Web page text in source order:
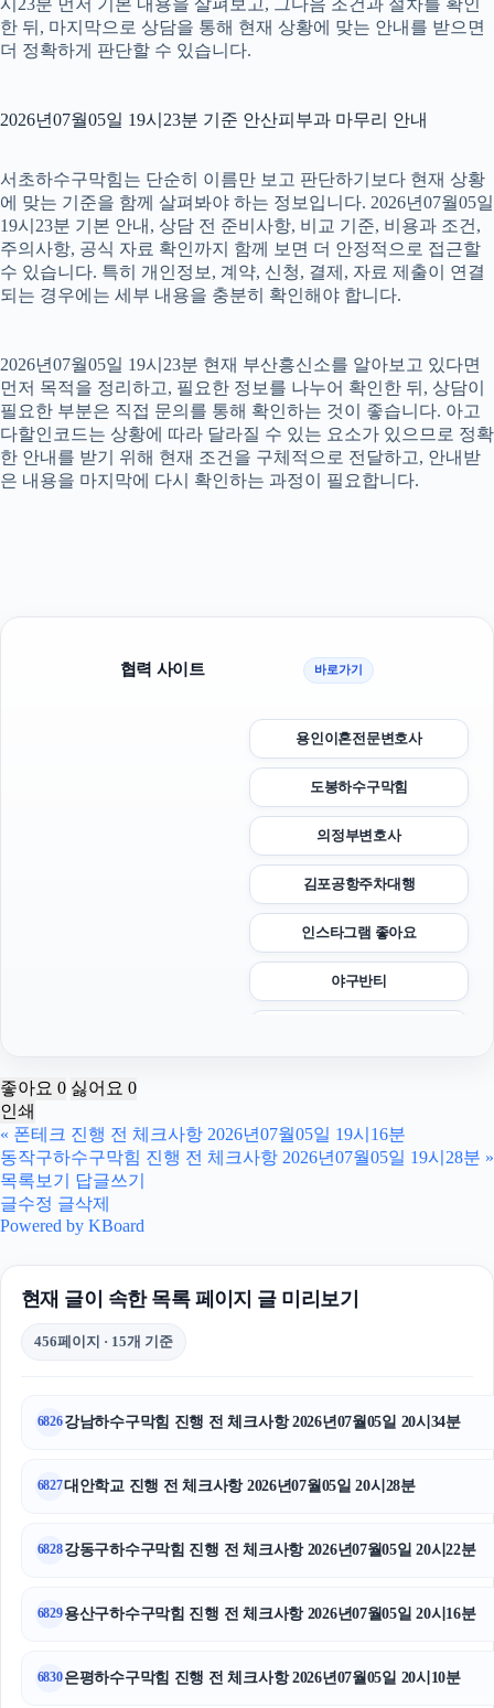
시23분 먼저 기본 내용을 살펴보고, 그다음 조건과 절차를 확인
한 뒤, 마지막으로 상담을 통해 현재 상황에 맞는 안내를 받으면
더 정확하게 판단할 수 있습니다.
2026년07월05일 19시23분 기준 안산피부과 마무리 안내
서초하수구막힘는 단순히 이름만 보고 판단하기보다 현재 상황
에 맞는 기준을 함께 살펴봐야 하는 정보입니다. 2026년07월05일
19시23분 기본 안내, 상담 전 준비사항, 비교 기준, 비용과 조건,
주의사항, 공식 자료 확인까지 함께 보면 더 안정적으로 접근할
수 있습니다. 특히 개인정보, 계약, 신청, 결제, 자료 제출이 연결
되는 경우에는 세부 내용을 충분히 확인해야 합니다.
2026년07월05일 19시23분 현재 부산흥신소를 알아보고 있다면
먼저 목적을 정리하고, 필요한 정보를 나누어 확인한 뒤, 상담이
필요한 부분은 직접 문의를 통해 확인하는 것이 좋습니다. 아고
다할인코드는 상황에 따라 달라질 수 있는 요소가 있으므로 정확
한 안내를 받기 위해 현재 조건을 구체적으로 전달하고, 안내받
은 내용을 마지막에 다시 확인하는 과정이 필요합니다.
협력 사이트 바로가기
용인이혼전문변호사
도봉하수구막힘
의정부변호사
김포공항주차대행
인스타그램 좋아요
야구반티
동탄피부과
일산한의원
부천이혼전문변호사
좋아요 0 싫어요 0
인쇄
« 폰테크 진행 전 체크사항 2026년07월05일 19시16분
동작구하수구막힘 진행 전 체크사항 2026년07월05일 19시28분 »
목록보기
답글쓰기
글수정 글삭제
Powered by KBoard
현재 글이 속한 목록 페이지 글 미리보기
456페이지 · 15개 기준
6826강남하수구막힘 진행 전 체크사항 2026년07월05일 20시34분
6827대안학교 진행 전 체크사항 2026년07월05일 20시28분
6828강동구하수구막힘 진행 전 체크사항 2026년07월05일 20시22분
6829용산구하수구막힘 진행 전 체크사항 2026년07월05일 20시16분
6830은평하수구막힘 진행 전 체크사항 2026년07월05일 20시10분